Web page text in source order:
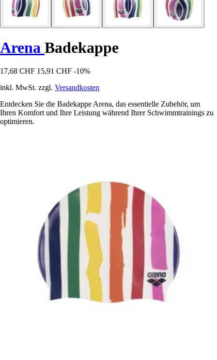
Arena Badekappe
17,68 CHF 15,91 CHF -10%
inkl. MwSt. zzgl. Versandkosten
Entdecken Sie die Badekappe Arena, das essentielle Zubehör, um
Ihren Komfort und Ihre Leistung während Ihrer Schwimmtrainings zu
optimieren.